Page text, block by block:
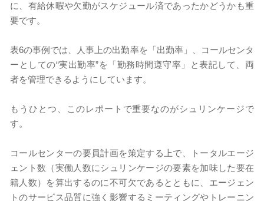
に、有給休暇や欠勤がスケジュール済であったかどうかも重
要です。
表6の事例では、人事上の出勤率を「出勤率」、コールセンタ
ーとしての“実出勤率”を「勤務時間遵守率」と表記して、両
者を管理できるようにしています。
もうひとつ、このレポートで重要なのがシュリンケージで
す。
コールセンターの要員計画を策定する上で、トータルエージ
ェント数（実働人数にシュリンケージの要素を加味した要在
籍人数）を算出するのに不可欠であるとともに、エージェン
トのサービス品質に強く影響するミーティングやトレーニン